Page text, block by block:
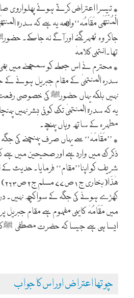
٭ تیسرا اعتراض کرتے ہوئے پھلواروی
الْمُنْتَھٰی مَقَامُہ‘‘واقعہ یہ ہے کہ سدرۃ
جاکر وہ ٹھہر گئے اور آگے نہ جاسکے۔ حضور
تھا۔انتہی کلامہٗ
٭ محترم نے اس جملے کو سمجھنے میں
سدرہ المنتہیٰ کے مقام جبریل ہونے کے
نہیں بلکہ یہاں حضورﷺکی خصوصی
یہ کہ سدرۃ المنتہیٰ تک کوئی بشر نہیں
مطہرہ کے ساتھ وہاں پہنچے۔
٭ ’’مَقَامَہٗ‘‘ سے یہاں صرف پہنچنے کی جگہ
ذکر ک میں وارد ہے اور صحیحین میں ہے
شریف کو اپنا’’مقام‘‘ فرمایا۔ حدیث
کھڑے ہونے کی جگہ کے سوا کچھ نہیں۔
میں مَقَامُہٗکایہی مفہوم ہے مقام جبریل
ایسا ہی ہے جیسا کہ حضرت مصطفی ﷺ
چوتھا اعتراض اور اس کا جواب